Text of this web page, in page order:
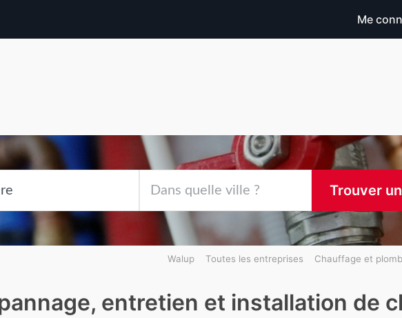
Me
Trouver
Walup Toutes les entreprises Chauffage et
entretien et installation de